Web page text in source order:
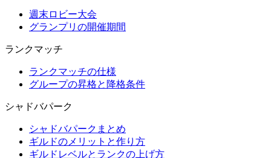
週末ロビー大会
グランプリの開催期間
ランクマッチ
ランクマッチの仕様
グループの昇格と降格条件
シャドバパーク
シャドバパークまとめ
ギルドのメリットと作り方
ギルドレベルとランクの上げ方